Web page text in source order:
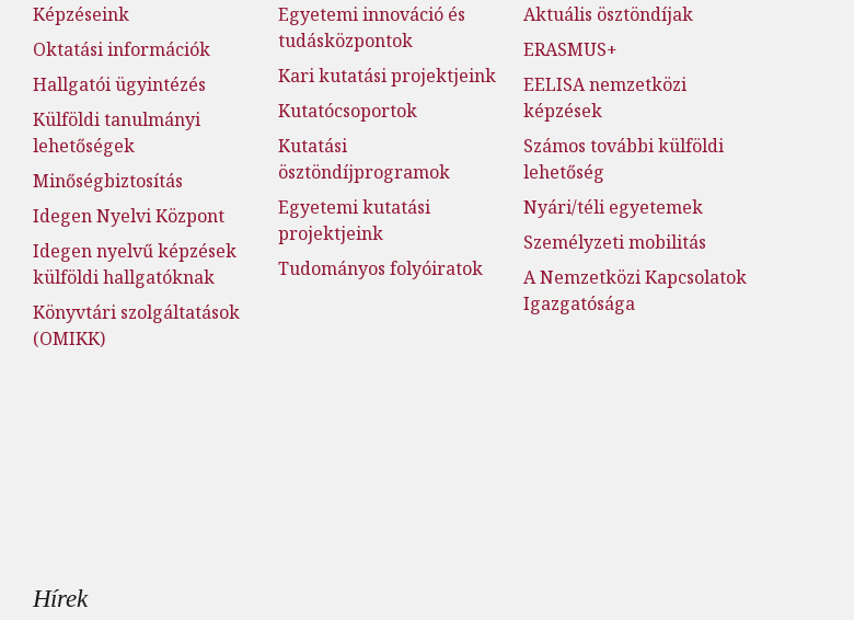
Képzéseink
Oktatási információk
Hallgatói ügyintézés
Külföldi tanulmányi
lehetőségek
Minőségbiztosítás
Idegen Nyelvi Központ
Idegen nyelvű képzések
külföldi hallgatóknak
Könyvtári szolgáltatások
(OMIKK)
Egyetemi innováció és
tudásközpontok
Kari kutatási projektjeink
Kutatócsoportok
Kutatási
ösztöndíjprogramok
Egyetemi kutatási
projektjeink
Tudományos folyóiratok
Aktuális ösztöndíjak
ERASMUS+
EELISA nemzetközi
képzések
Számos további külföldi
lehetőség
Nyári/téli egyetemek
Személyzeti mobilitás
A Nemzetközi Kapcsolatok
Igazgatósága
Hírek